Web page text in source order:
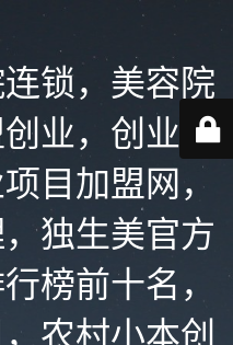
锁，美容院
业，创业加
目加盟网，
独生美官方
榜前十名，
农村小本创